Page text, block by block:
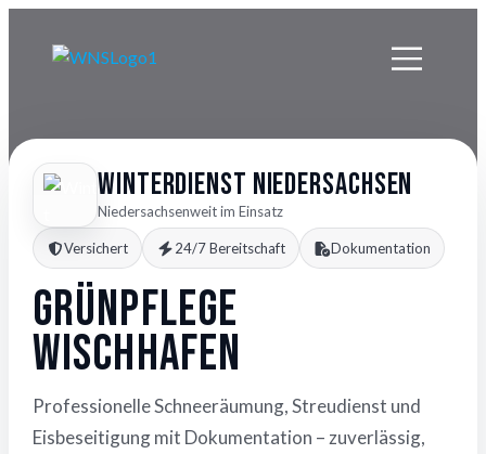
Winterdienst Niedersachsen
Niedersachsenweit im Einsatz
Versichert 24/7 Bereitschaft Dokumentation
Grünpflege
Wischhafen
Professionelle Schneeräumung, Streudienst und
Eisbeseitigung mit Dokumentation – zuverlässig,